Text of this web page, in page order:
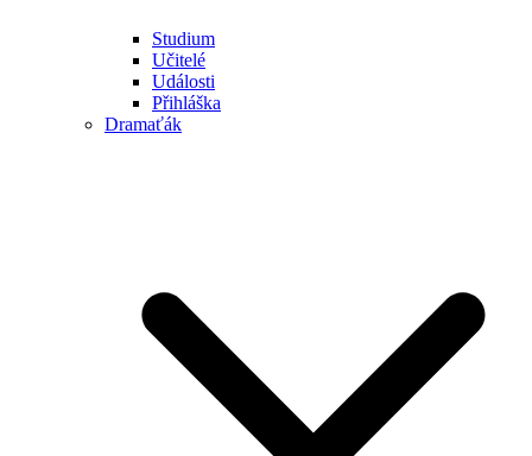
Studium
Učitelé
Události
Přihláška
Dramaťák